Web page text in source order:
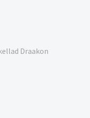
Draakon